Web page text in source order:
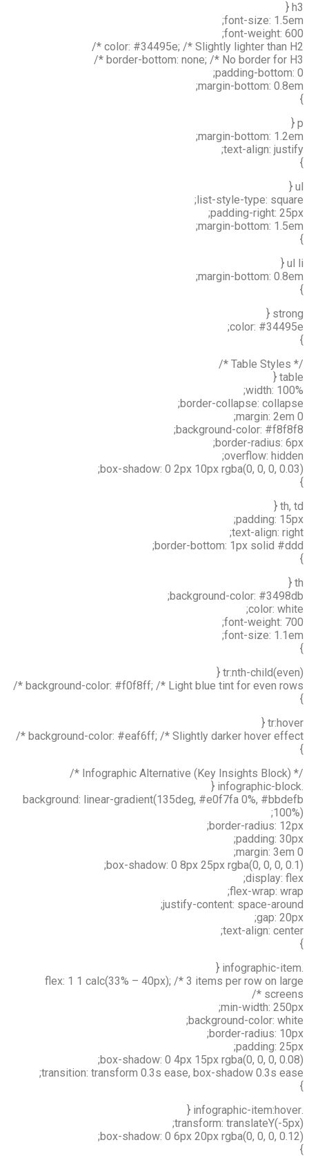
h3 {
font-size: 1.5em;
font-weight: 600;
color: #34495e; /* Slightly lighter than H2 */
border-bottom: none; /* No border for H3 */
padding-bottom: 0;
margin-bottom: 0.8em;
}
p {
margin-bottom: 1.2em;
text-align: justify;
}
ul {
list-style-type: square;
padding-right: 25px;
margin-bottom: 1.5em;
}
ul li {
margin-bottom: 0.8em;
}
strong {
color: #34495e;
}
/* Table Styles */
table {
width: 100%;
border-collapse: collapse;
margin: 2em 0;
background-color: #f8f8f8;
border-radius: 6px;
overflow: hidden;
box-shadow: 0 2px 10px rgba(0, 0, 0, 0.03);
}
th, td {
padding: 15px;
text-align: right;
border-bottom: 1px solid #ddd;
}
th {
background-color: #3498db;
color: white;
font-weight: 700;
font-size: 1.1em;
}
tr:nth-child(even) {
background-color: #f0f8ff; /* Light blue tint for even rows */
}
tr:hover {
background-color: #eaf6ff; /* Slightly darker hover effect */
}
/* Infographic Alternative (Key Insights Block) */
.infographic-block {
background: linear-gradient(135deg, #e0f7fa 0%, #bbdefb
100%);
border-radius: 12px;
padding: 30px;
margin: 3em 0;
box-shadow: 0 8px 25px rgba(0, 0, 0, 0.1);
display: flex;
flex-wrap: wrap;
justify-content: space-around;
gap: 20px;
text-align: center;
}
.infographic-item {
flex: 1 1 calc(33% – 40px); /* 3 items per row on large
screens */
min-width: 250px;
background-color: white;
border-radius: 10px;
padding: 25px;
box-shadow: 0 4px 15px rgba(0, 0, 0, 0.08);
transition: transform 0.3s ease, box-shadow 0.3s ease;
}
.infographic-item:hover {
transform: translateY(-5px);
box-shadow: 0 6px 20px rgba(0, 0, 0, 0.12);
}